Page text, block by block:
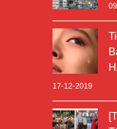
17-12-2019